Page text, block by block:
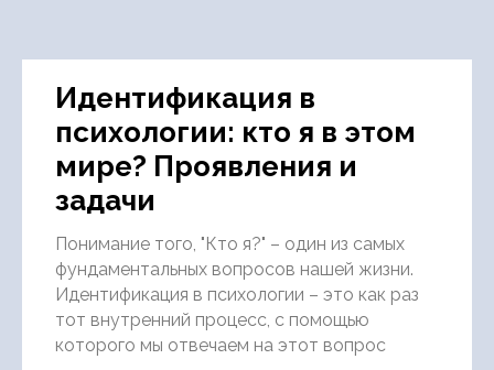
Идентификация в
психологии: кто я в этом
мире? Проявления и
задачи
Понимание того, "Кто я?" – один из самых
фундаментальных вопросов нашей жизни.
Идентификация в психологии – это как раз
тот внутренний процесс, с помощью
которого мы отвечаем на этот вопрос